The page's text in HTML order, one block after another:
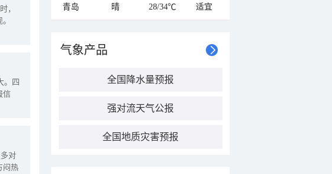
，
。四
信
对
闷热
青岛 晴 28/34℃ 适宜
气象产品
全国降水量预报
强对流天气公报
全国地质灾害预报